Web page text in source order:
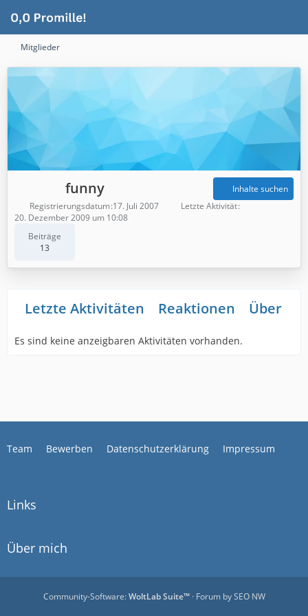
Mitglieder
funny
Beiträge
13
Inhalte suchen
Registrierungsdatum 17. Juli 2007
Letzte Aktivität
20. Dezember 2009 um 10:08
Letzte Aktivitäten Reaktionen Über
Es sind keine anzeigbaren Aktivitäten vorhanden.
Team Bewerben Datenschutzerklärung Impressum
Links
Über mich
Community-Software:WoltLab Suite™· Forum bySEO NW